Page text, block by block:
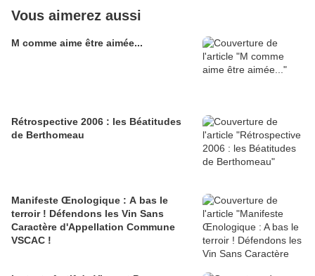
Vous aimerez aussi
M comme aime être aimée...
Rétrospective 2006 : les Béatitudes
de Berthomeau
Manifeste Œnologique : A bas le
terroir ! Défendons les Vin Sans
Caractère d'Appellation Commune
VSCAC !